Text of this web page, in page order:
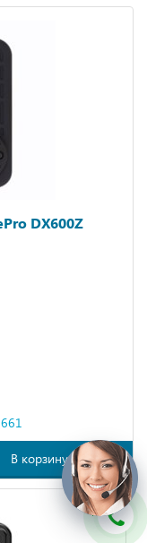
DX600Z
В корзину